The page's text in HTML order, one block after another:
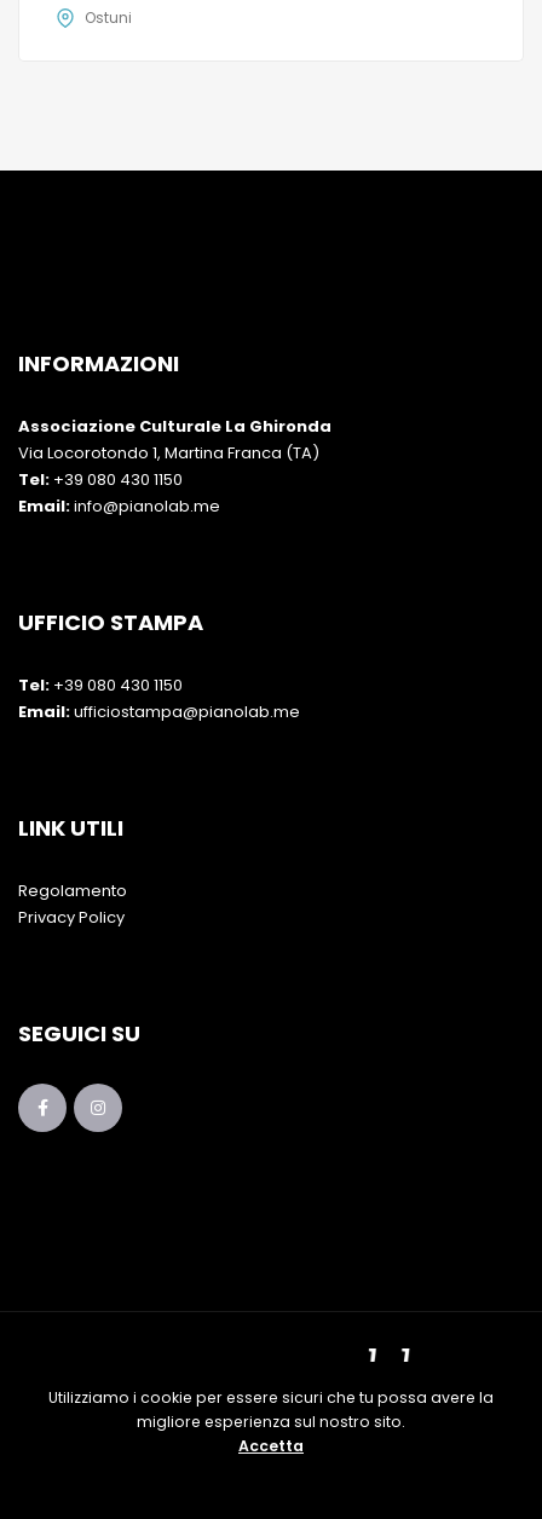
Ostuni
INFORMAZIONI
Associazione Culturale La Ghironda
Via Locorotondo 1, Martina Franca (TA)
Tel: +39 080 430 1150
Email:info@pianolab.me
UFFICIO STAMPA
Tel: +39 080 430 1150
Email:ufficiostampa@pianolab.me
LINK UTILI
Regolamento
Privacy Policy
SEGUICI SU
Piano Lab Festival 2017 – 2025 | Una produzione LA
Utilizziamo i cookie per essere sicuri che tu possa avere la
migliore esperienza sul nostro sito.
Accetta